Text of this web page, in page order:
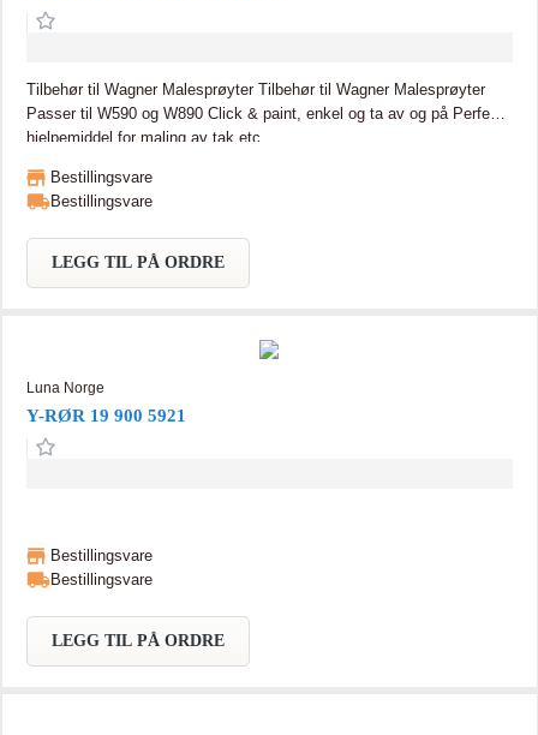
Tilbehør til Wagner Malesprøyter Tilbehør til Wagner Malesprøyter
Passer til W590 og W890 Click & paint, enkel og ta av og på Perfekt
hjelpemiddel for maling av tak etc.
Bestillingsvare
Bestillingsvare
LEGG TIL PÅ ORDRE
Luna Norge
Y-RØR 19 900 5921
Bestillingsvare
Bestillingsvare
LEGG TIL PÅ ORDRE